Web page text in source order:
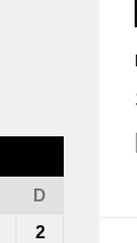
D
2